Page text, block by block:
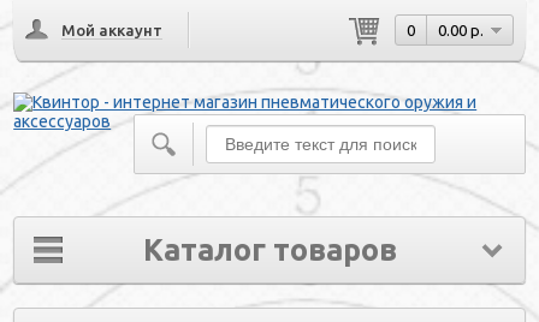
Мой аккаунт 0 0.00 р.
Каталог товаров